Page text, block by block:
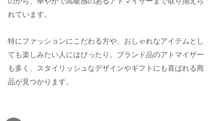
れています。
特にファッションにこだわる方や、おしゃれなアイテムとし
ても楽しみたい人にはぴったり。ブランド品のアトマイザー
も多く、スタイリッシュなデザインやギフトにも喜ばれる商
品が見つかります。